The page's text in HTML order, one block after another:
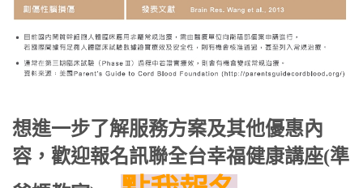
想進一步了解服務方案及其他優惠內
容， 歡迎報名訊聯全台幸福健康講座(準